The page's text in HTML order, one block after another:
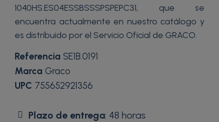
1040HS.ES04ESSBSSSPSPEPC31, que se
encuentra actualmente en nuestro catálogo y
es distribuido por el Servicio Oficial de GRACO.
Referencia SE1B.0191
Marca Graco
UPC 755652921356
Plazo de entrega: 48 horas